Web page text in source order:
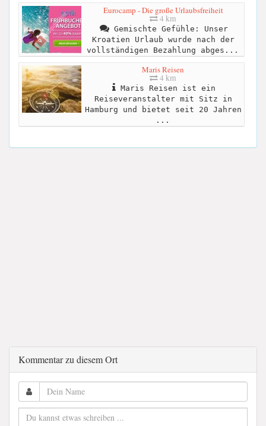
Eurocamp - Die große Urlaubsfreiheit
4 km
Gemischte Gefühle: Unser
Kroatien Urlaub wurde nach der
vollständigen Bezahlung abges...
Maris Reisen
4 km
Maris Reisen ist ein
Reiseveranstalter mit Sitz in
Hamburg und bietet seit 20 Jahren
...
Kommentar zu diesem Ort